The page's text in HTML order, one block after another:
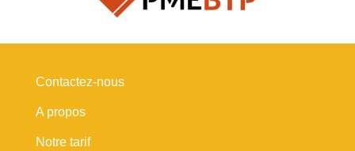
Contactez-nous
A propos
Notre tarif